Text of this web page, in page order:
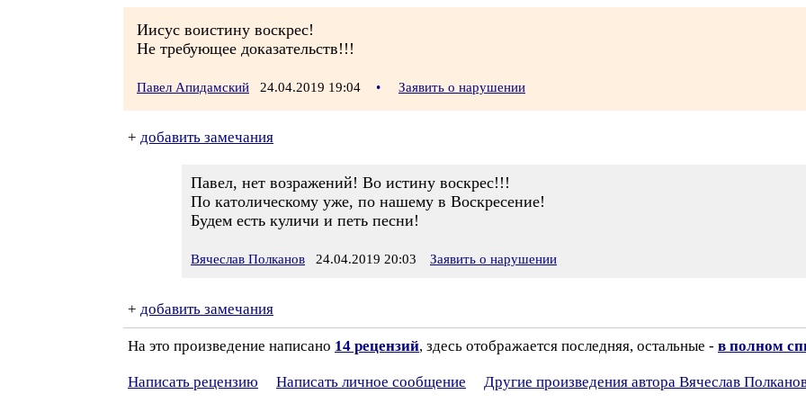
Иисус воистину воскрес!
Не требующее доказательств!!!
Павел Апидамский 24.04.2019 19:04 • Заявить о нарушении
+ добавить замечания
Павел, нет возражений! Во истину воскрес!!!
По католическому уже, по нашему в Воскресение!
Будем есть куличи и петь песни!
Вячеслав Полканов 24.04.2019 20:03 Заявить о нарушении
+ добавить замечания
На это произведение написано 14 рецензий, здесь отображается последняя, остальные - в полном
Написать рецензию Написать личное сообщение Другие произведения автора Вячеслав